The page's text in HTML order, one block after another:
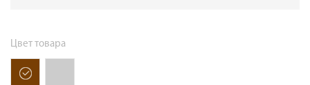
Цвет товара